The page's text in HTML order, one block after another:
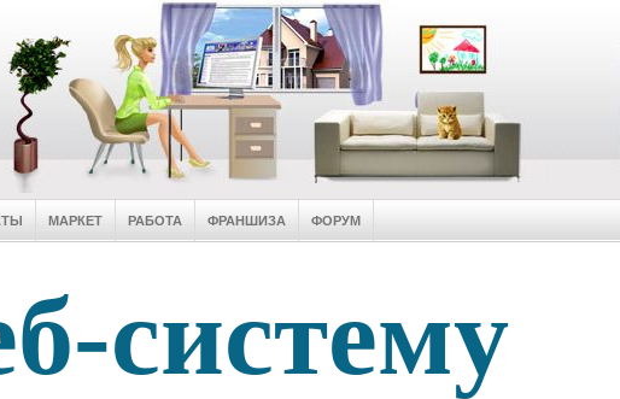
МАРКЕТ РАБОТА ФРАНШИЗА ФОРУМ
систему